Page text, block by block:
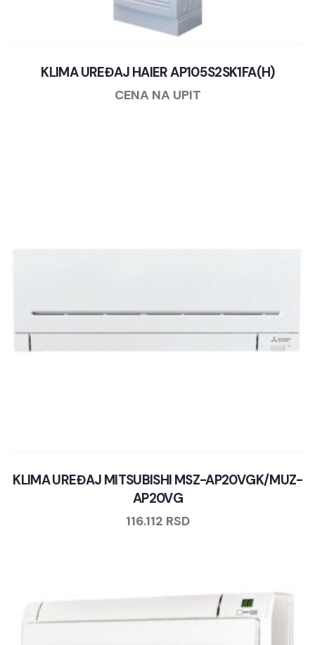
KLIMA UREĐAJ HAIER AP105S2SK1FA(H)
CENA NA UPIT
KLIMA UREĐAJ MITSUBISHI MSZ-AP20VGK/MUZ-
AP20VG
116.112 RSD